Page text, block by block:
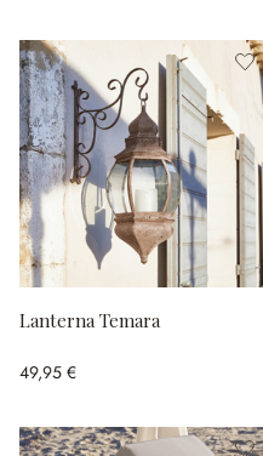
Lanterna Temara
49,95 €